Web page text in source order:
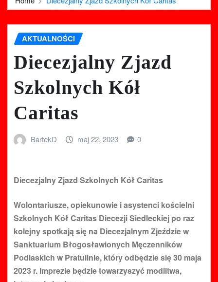
AKTUALNOŚCI
Diecezjalny Zjazd
Szkolnych Kół
Caritas
BartekD maj 22, 2023 0
Diecezjalny Zjazd Szkolnych Kół Caritas
Wolontariusze, opiekunowie i asystenci kościelni
Szkolnych Kół Caritas Diecezji Siedleckiej po raz
kolejny spotkają się na Diecezjalnym Zjeździe w
Sanktuarium Błogosławionych Męczenników
Podlaskich w Pratulinie, który odbędzie się 30 maja
2023 r. Imprezie będzie towarzyszyć modlitwa,